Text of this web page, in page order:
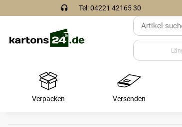
Tel: 04221 42165 30
Verpacken Versenden